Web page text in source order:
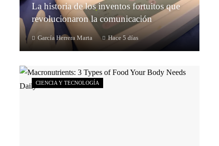
La historia de los inventos fortuitos que
revolucionaron la comunicación
García Herrera Marta Hace 5 días
CIENCIA Y TECNOLOGÍA